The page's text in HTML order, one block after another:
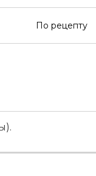
По рецепту